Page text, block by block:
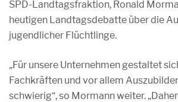
SPD-Landtagsfraktion, Ronald
heutigen Landtagsdebatte über die
jugendlicher Flüchtlinge.
„Für unsere Unternehmen gestaltet
Fachkräften und vor allem
schwierig“, so Mormann weiter.